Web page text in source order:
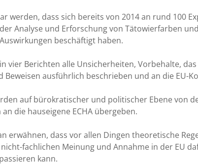
werden, dass sich bereits von 2014 an rund 100
Analyse und Erforschung von Tätowierfarben
beschäftigt haben.
vier Berichten alle Unsicherheiten, Vorbehalte,
Beweisen ausführlich beschrieben und an die EU-
auf bürokratischer und politischer Ebene von
die hauseigene ECHA übergeben.
erwähnen, dass vor allen Dingen theoretische
fachlichen Meinung und Annahme in der EU
kann.